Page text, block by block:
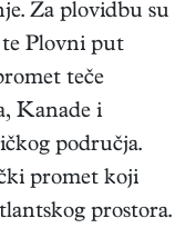
Za plovidbu su
Plovni put
teče
Kanade i
područja.
promet koji
prostora.